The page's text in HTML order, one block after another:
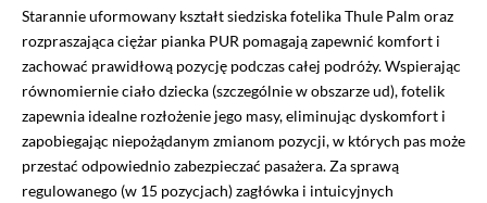
Starannie uformowany kształt siedziska fotelika Thule Palm oraz
rozpraszająca ciężar pianka PUR pomagają zapewnić komfort i
zachować prawidłową pozycję podczas całej podróży. Wspierając
równomiernie ciało dziecka (szczególnie w obszarze ud), fotelik
zapewnia idealne rozłożenie jego masy, eliminując dyskomfort i
zapobiegając niepożądanym zmianom pozycji, w których pas może
przestać odpowiednio zabezpieczać pasażera. Za sprawą
regulowanego (w 15 pozycjach) zagłówka i intuicyjnych